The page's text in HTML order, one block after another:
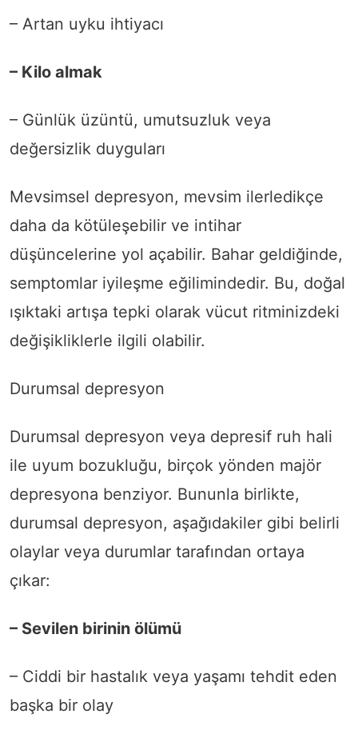
– Artan uyku ihtiyacı
– Kilo almak
– Günlük üzüntü, umutsuzluk veya
değersizlik duyguları
Mevsimsel depresyon, mevsim ilerledikçe
daha da kötüleşebilir ve intihar
düşüncelerine yol açabilir. Bahar geldiğinde,
semptomlar iyileşme eğilimindedir. Bu, doğal
ışıktaki artışa tepki olarak vücut ritminizdeki
değişikliklerle ilgili olabilir.
Durumsal depresyon
Durumsal depresyon veya depresif ruh hali
ile uyum bozukluğu, birçok yönden majör
depresyona benziyor. Bununla birlikte,
durumsal depresyon, aşağıdakiler gibi belirli
olaylar veya durumlar tarafından ortaya
çıkar:
– Sevilen birinin ölümü
– Ciddi bir hastalık veya yaşamı tehdit eden
başka bir olay